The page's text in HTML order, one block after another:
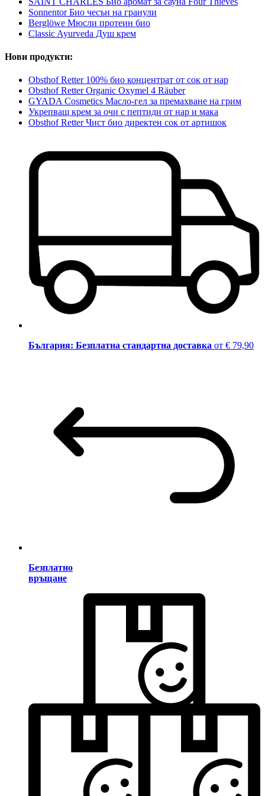
Sonnentor Био чесън на гранули
Berglöwe Мюсли протеин био
Classic Ayurveda Душ крем
Нови продукти:
Obsthof Retter 100% био концентрат от сок от нар
Obsthof Retter Organic Oxymel 4 Räuber
GYADA Cosmetics Масло-гел за премахване на грим
Укрепващ крем за очи с пептиди от нар и мака
Obsthof Retter Чист био директен сок от артишок
България: Безплатна стандартна доставка от € 79,90
Безплатно
връщане